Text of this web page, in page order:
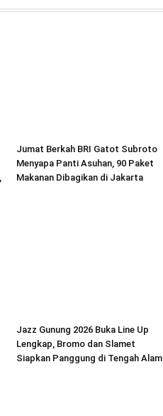
Jumat Berkah BRI Gatot Subroto
Menyapa Panti Asuhan, 90 Paket
Makanan Dibagikan di Jakarta
Jazz Gunung 2026 Buka Line Up
Lengkap, Bromo dan Slamet
Siapkan Panggung di Tengah Alam